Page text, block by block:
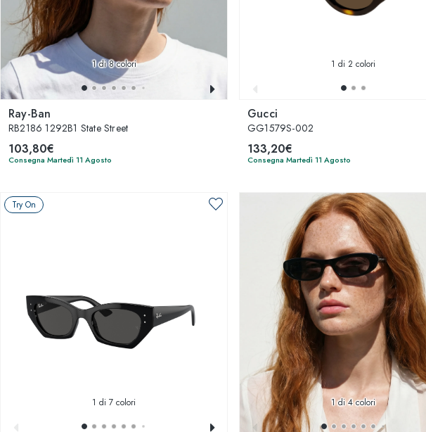
1di 8 colori
Ray-Ban
RB2186 1292B1 State Street
103,80€
Consegna Martedì 11 Agosto
1 di 2 colori
Gucci
GG1579S-002
133,20€
Consegna Martedì 11 Agosto
Try On
1 di 7 colori 1di 4 colori